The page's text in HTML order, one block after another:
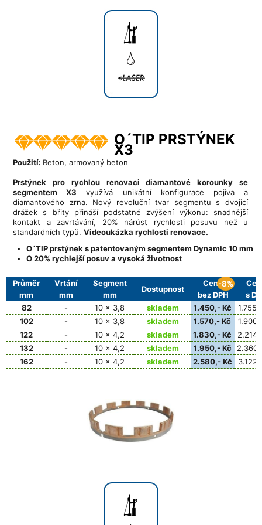
O´TIP PRSTÝNEK
X3
Použití: Beton, armovaný beton
Prstýnek pro rychlou renovaci diamantové korounky se
segmentem X3 využívá unikátní konfigurace pojiva a
diamantového zrna. Nový revoluční tvar segmentu s dvojicí
drážek s břity přináší podstatné zvýšení výkonu: snadnější
kontakt a zavrtávání, 20% nárůst rychlosti posuvu než u
standardních typů. Videoukázka rychlosti renovace.
O´TIP prstýnek s patentovaným segmentem Dynamic 10 mm
O 20% rychlejší posuv a vysoká životnost
Průměr
mm
Vrtání
mm
Segment
mm
Dostupnost
Cena
bez DPH
-8%
s
82
- 10 x 3,8 skladem 1.450,- Kč
102
- 10 x 3,8 skladem 1.570,- Kč
122
- 10 x 4,2 skladem 1.830,- Kč
132
- 10 x 4,2 skladem 1.950,- Kč
162
- 10 x 4,2 skladem 2.580,- Kč